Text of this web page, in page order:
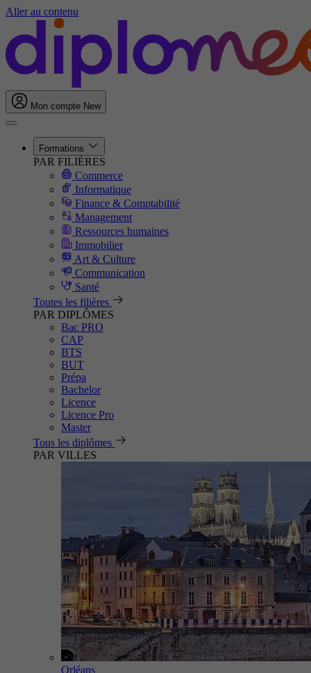
Aller au contenu
Mon compte New
Formations
PAR FILIÈRES
Commerce
Informatique
Finance & Comptabilité
Management
Ressources humaines
Immobilier
Art & Culture
Communication
Santé
Toutes les filières
PAR DIPLÔMES
Bac PRO
CAP
BTS
BUT
Prépa
Bachelor
Licence
Licence Pro
Master
Tous les diplômes
PAR VILLES
Orléans